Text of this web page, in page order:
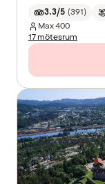
3.3/5 (391)
Max400
17 mötesrum